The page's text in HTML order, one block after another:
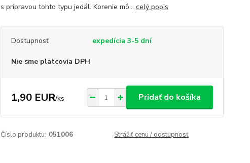
s prípravou tohto typu jedál. Korenie mô... celý popis
Dostupnosť expedícia 3-5 dní
Nie sme platcovia DPH
1,90 EUR/ks Pridať do košíka
Číslo produktu: 051006 Strážiť cenu / dostupnosť